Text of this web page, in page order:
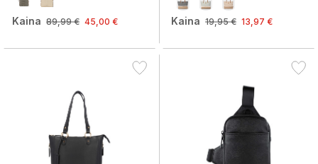
Kaina 89,99 € 45,00 € Kaina 19,95 € 13,97 €